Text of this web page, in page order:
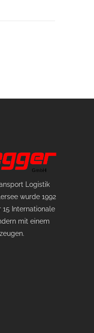
Logistik
wurde 1992
Internationale
mit einem